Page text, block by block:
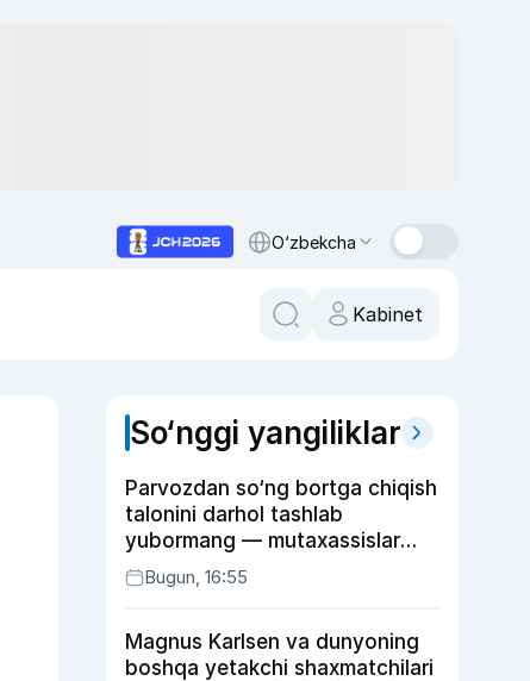
O‘zbekcha
Kabinet
So‘nggi yangiliklar
Parvozdan so‘ng bortga chiqish
talonini darhol tashlab
yubormang — mutaxassislar
buning sababini tushuntirdi
Bugun, 16:55
Magnus Karlsen va dunyoning
boshqa yetakchi shaxmatchilari